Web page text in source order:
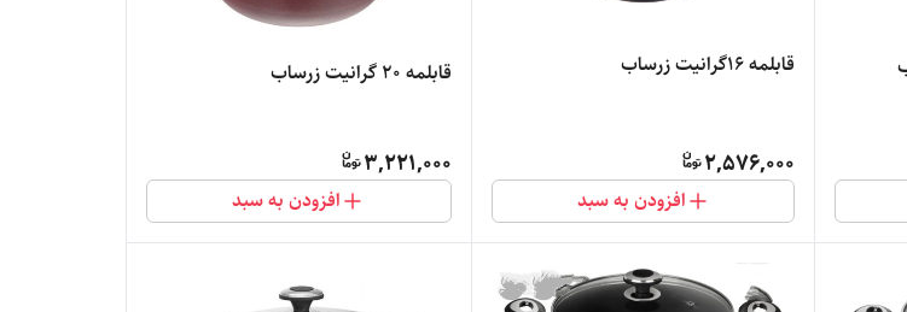
قابلمه 16گرانیت زرساب
2,576,000
افزودن به سبد
قابلمه 20 گرانیت زرساب
3,221,000
افزودن به سبد